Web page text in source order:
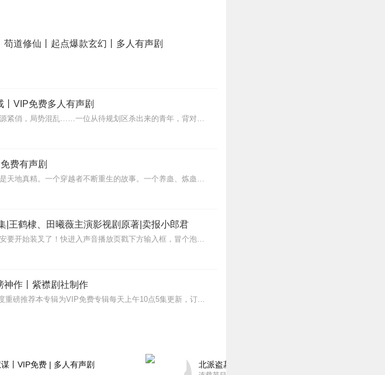
超级友好～故事的世界观宏大～很有趣，狠狠追啦！
角的热血还是配角的细腻，都演绎得恰到好处，每次戴
，旁白和角色对人物情感把握都非常到位，后期音效制
都好有感觉，声效结合画面感很强，后期渲染精心设计
订阅投票哦
苟道修仙丨起点爆款玄幻丨多人有声剧
VIP免费多人有声剧
【内容简介】灾变过后，大地满目疮痍。粮食匮乏，资源紧俏，局势混乱……一位从待规划区杀出来的青年，背对着漫天黄沙，孤身来到九区谋生，却不曾想偶然结识三五好友，一念...
费有声剧
内容简介【黑暗文反派流封神之作】人是万物之灵，蛊是天地真精。一个穿越者不断重生的故事。一个养蛊、炼蛊、用蛊的奇特世界。配音组（男角色）老宝玉旁白...
|王鹤棣、田曦薇主演影视剧原著|卖报小郎君
【冒泡有奖】听说杨千幻那厮要与我一较高下，我许七安要开始装叉了！快进入声音播放页戳下方输入框，冒个泡偷偷告诉我，我要用哪些诗词才能胜过他？说得好的，有赏！202...
神作丨紫襟剧社制作
>>更多好听不套路的燃情有声剧，尽在燃番啦剧场↓年度重磅推荐本专辑为VIP免费专辑每天上午10点5集更新，订阅可以听到最新内容哦！每周抽一个专辑五星优质评论送...
丨VIP免费 | 多人有声剧 北派盗墓笔记丨头陀渊出品丨悬疑灵异丨摸金校尉